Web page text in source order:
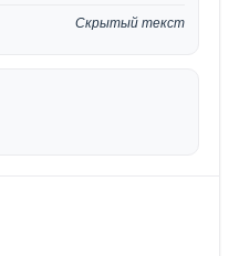
Скрытый текст